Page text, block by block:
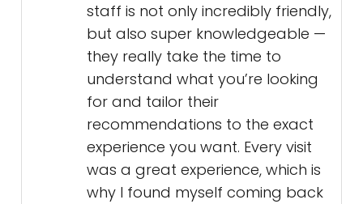
staff is not only incredibly friendly,
but also super knowledgeable —
they really take the time to
understand what you’re looking
for and tailor their
recommendations to the exact
experience you want. Every visit
was a great experience, which is
why I found myself coming back